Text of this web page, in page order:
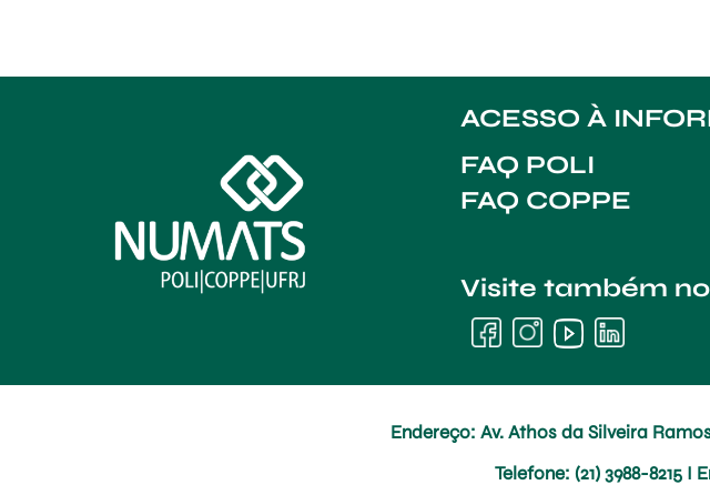
ACESSO À
FAQ POLI
FAQ COPPE
Visite também
Endereço: Av. Athos da Silveira
Telefone: (21) 3988-8215 I